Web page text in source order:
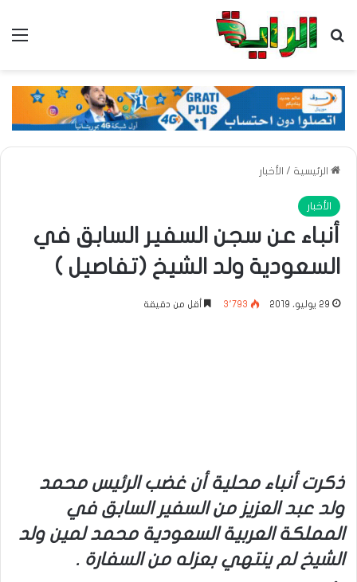
بحث عن
الرئيسية / الأخبار
الأخبار
أنباء عن سجن السفير السابق في
السعودية ولد الشيخ (تفاصيل )
29 يوليو، 2019 3٬793 أقل من دقيقة
ذكرت أنباء محلية أن غضب الرئيس محمد
ولد عبد العزيز من السفير السابق في
المملكة العربية السعودية محمد لمين ولد
الشيخ لم ينتهي بعزله من السفارة .